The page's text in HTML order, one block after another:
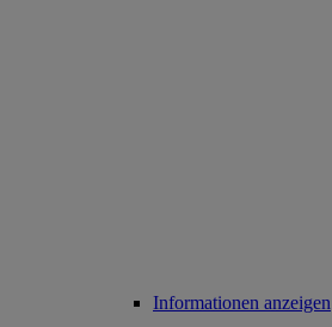
Informationen anzeigen